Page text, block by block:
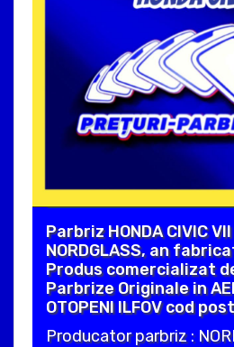
Parbriz HONDA CIVIC
NORDGLASS, an
Produs comercializat
Parbrize Originale in
OTOPENI ILFOV cod
Producator parbriz :